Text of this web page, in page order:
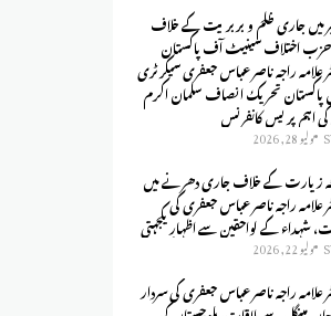
میں جاری ظلم و بربریت کے خلاف
حزب اختلاف سینیٹ آف پاکستان
علامہ راجہ ناصر عباس جعفری سیکرٹری
پاکستان تحریک انصاف سلمان اکرم
يوليو 28, 2026
زیارت کے خلاف جاری دھرنے میں
علامہ راجہ ناصر عباس جعفری کی
شہداء کے لواحقین سے اظہارِ یکجہتی
يوليو 22, 2026
علامہ راجہ ناصر عباس جعفری کی سردار